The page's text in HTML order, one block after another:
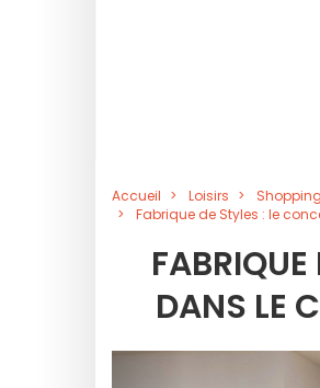
Accueil Loisirs
Fabrique de Styles : le
FABRIQUE
DANS LE